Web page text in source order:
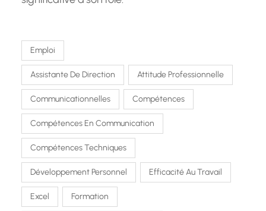
Emploi
Assistante De Direction Attitude Professionnelle
Communicationnelles Compétences
Compétences En Communication
Compétences Techniques
Développement Personnel Efficacité Au Travail
Excel Formation